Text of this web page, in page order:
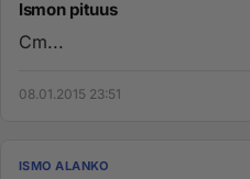
Ismon pituus
Cm...
08.01.2015 23:51
ISMO ALANKO